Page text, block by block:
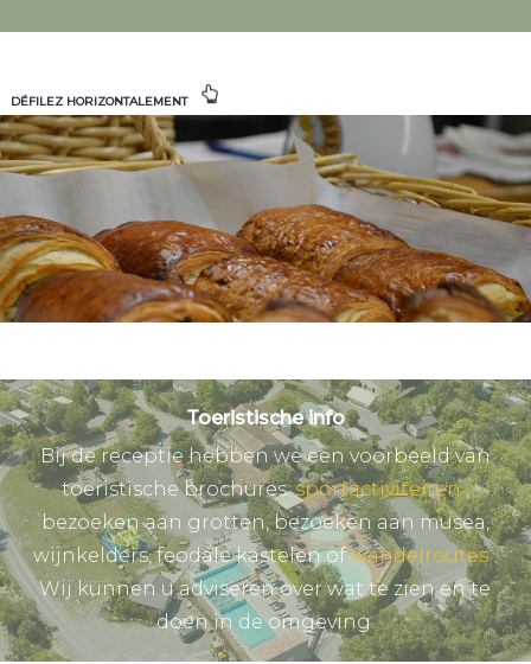
DÉFILEZ HORIZONTALEMENT
Toeristische info
Bij de receptie hebben we een voorbeeld van
toeristische brochures:sportactiviteiten,
bezoeken aan grotten, bezoeken aan musea,
wijnkelders, feodale kastelen ofwandelroutes.
Wij kunnen u adviseren over wat te zien en te
doen in de omgeving.